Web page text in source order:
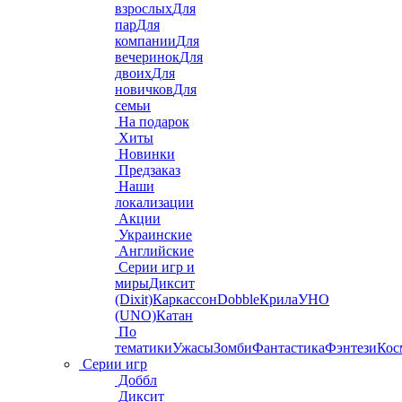
взрослыхДля
парДля
компанииДля
вечеринокДля
двоихДля
новичковДля
семьи
На подарок
Хиты
Новинки
Предзаказ
Наши
локализации
Акции
Украинские
Английские
Серии игр и
мирыДиксит
(Dixit)КаркассонDobbleКрилаУНО
(UNO)Катан
По
тематикиУжасыЗомбиФантастикаФэнтези
Серии игр
Доббл
Диксит